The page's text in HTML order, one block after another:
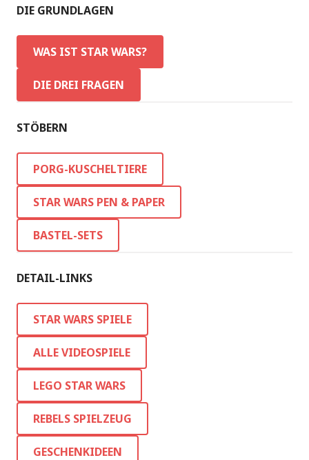
DIE GRUNDLAGEN
WAS IST STAR WARS?
DIE DREI FRAGEN
STÖBERN
PORG-KUSCHELTIERE
STAR WARS PEN & PAPER
BASTEL-SETS
DETAIL-LINKS
STAR WARS SPIELE
ALLE VIDEOSPIELE
LEGO STAR WARS
REBELS SPIELZEUG
GESCHENKIDEEN